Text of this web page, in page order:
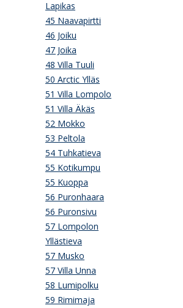
Lapikas
45 Naavapirtti
46 Joiku
47 Joika
48 Villa Tuuli
50 Arctic Ylläs
51 Villa Lompolo
51 Villa Äkäs
52 Mokko
53 Peltola
54 Tuhkatieva
55 Kotikumpu
55 Kuoppa
56 Puronhaara
56 Puronsivu
57 Lompolon
Yllästieva
57 Musko
57 Villa Unna
58 Lumipolku
59 Rimimaja